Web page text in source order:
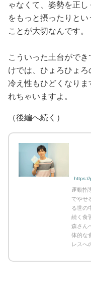
ゃなくて、姿勢を正
をもっと摂ったりと
ことが大切なんです。
こういった土台がで
けでは、ひょろひょろ
冷え性もひどくなり
れちゃいますよ。
（後編へ続く）
https://
運動指
でやせ
る世の
続く食
森さん
体的な
レスへ